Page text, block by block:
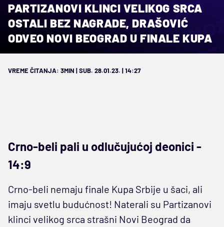
PARTIZANOVI KLINCI VELIKOG SRCA
OSTALI BEZ NAGRADE, DRAŠOVIĆ
ODVEO NOVI BEOGRAD U FINALE KUPA
VREME ČITANJA: 3MIN | SUB. 28.01.23. | 14:27
Crno-beli pali u odlučujućoj deonici -
14:9
Crno-beli nemaju finale Kupa Srbije u šaci, ali
imaju svetlu budućnost! Naterali su Partizanovi
klinci velikog srca strašni Novi Beograd da